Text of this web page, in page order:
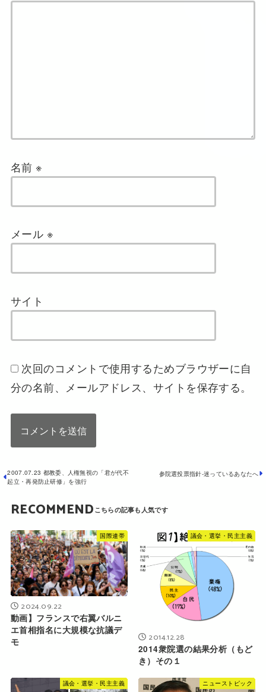
名前 ※
メール ※
サイト
次回のコメントで使用するためブラウザーに自
分の名前、メールアドレス、サイトを保存する。
参院選投票指針-迷っているあなたへ
2007.07.23 都教委、人権無視の「君が代不
起立・再発防止研修」を強行
RECOMMEND
国際連帯
2024.09.22
動画】フランスで右翼バルニ
エ首相指名に大規模な抗議デ
モ
議会・選挙・民主主義
2014.12.28
2014衆院選の結果分析（もど
き）その１
議会・選挙・民主主義 ニューストピック